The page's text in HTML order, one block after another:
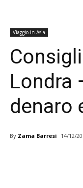
Viaggio in Asia
Londra
denaro
By Zama Barresi 14/12/